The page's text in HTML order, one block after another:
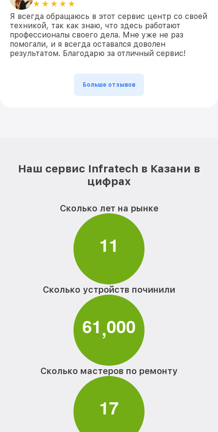
Я всегда обращаюсь в этот сервис центр со своей
техникой, так как знаю, что здесь работают
профессионалы своего дела. Мне уже не раз
помогали, и я всегда оставался доволен
результатом. Благодарю за отличный сервис!
Больше отзывов
Наш сервис Infratech в Казани в
цифрах
Сколько лет на рынке
11
Сколько устройств починили
61,000
Сколько мастеров по ремонту
17